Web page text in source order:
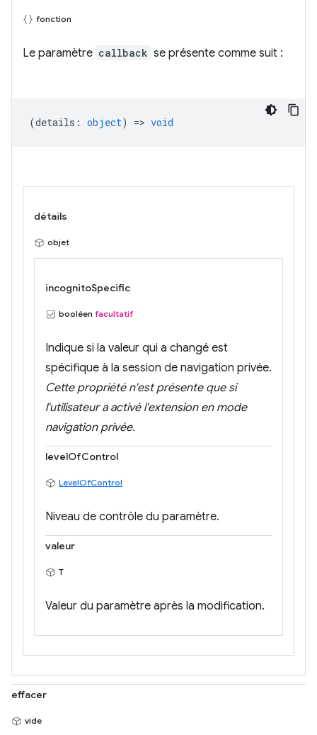
fonction
Le paramètre callback se présente comme suit :
(details : object) => void
détails
objet
incognitoSpecific
booléen facultatif
Indique si la valeur qui a changé est
spécifique à la session de navigation privée.
Cette propriété n'est présente que si
l'utilisateur a activé l'extension en mode
navigation privée.
levelOfControl
LevelOfControl
Niveau de contrôle du paramètre.
valeur
T
Valeur du paramètre après la modification.
effacer
vide